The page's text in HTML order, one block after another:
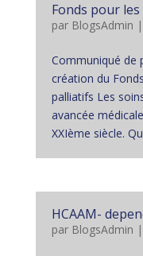
Fonds pour
par BlogsAdmin |
Communiqué de
création du
palliatifs Les
avancée
XXIème siècle.
HCAAM-
par BlogsAdmin |